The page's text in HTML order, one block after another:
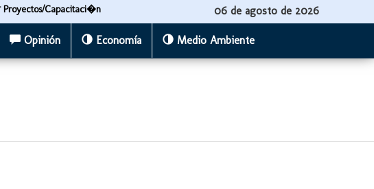
Proyectos/Capacitaci�n 06 de agosto de 2026
Opinión Economía Medio Ambiente